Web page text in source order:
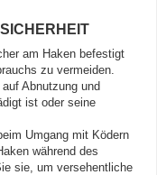
am Haken befestigt
zu vermeiden.
Abnutzung und
ist oder seine
Umgang mit Ködern
während des
sie, um versehentliche